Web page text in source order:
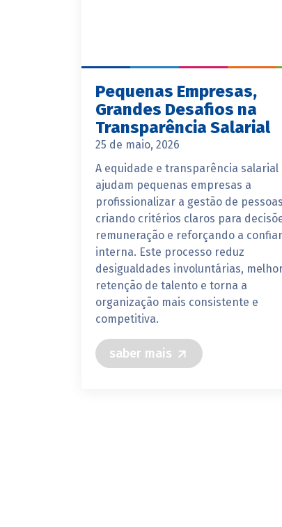
Pequenas Empresas,
Grandes Desafios na
Transparência Salarial
25 de maio, 2026
A equidade e transparência salarial
ajudam pequenas empresas a
profissionalizar a gestão de
criando critérios claros para
remuneração e reforçando a
interna. Este processo reduz
desigualdades involuntárias,
retenção de talento e torna a
organização mais consistente e
competitiva.
saber mais